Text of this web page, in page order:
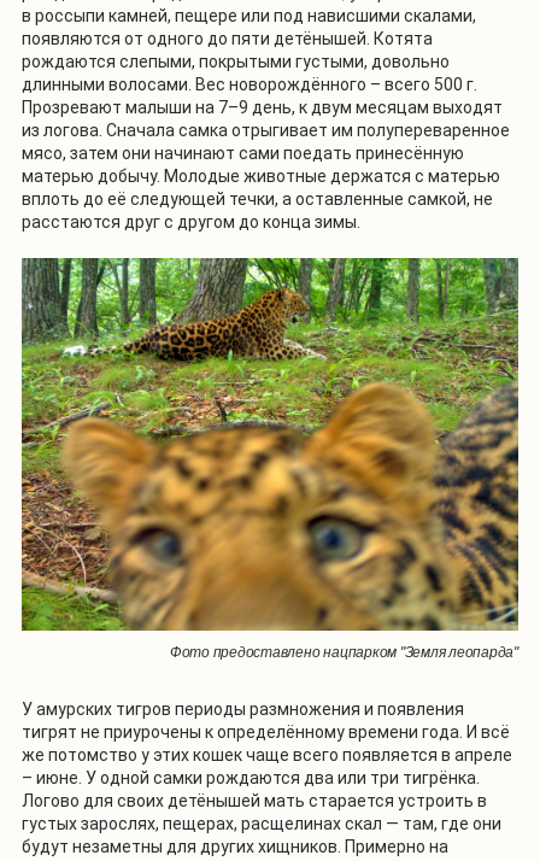
в россыпи камней, пещере или под нависшими скалами,
появляются от одного до пяти детёнышей. Котята
рождаются слепыми, покрытыми густыми, довольно
длинными волосами. Вес новорождённого – всего 500 г.
Прозревают малыши на 7–9 день, к двум месяцам выходят
из логова. Сначала самка отрыгивает им полупереваренное
мясо, затем они начинают сами поедать принесённую
матерью добычу. Молодые животные держатся с матерью
вплоть до её следующей течки, а оставленные самкой, не
расстаются друг с другом до конца зимы.
Фото предоставлено нацпарком "Земля леопарда"
У амурских тигров периоды размножения и появления
тигрят не приурочены к определённому времени года. И всё
же потомство у этих кошек чаще всего появляется в апреле
– июне. У одной самки рождаются два или три тигрёнка.
Логово для своих детёнышей мать старается устроить в
густых зарослях, пещерах, расщелинах скал — там, где они
будут незаметны для других хищников. Примерно на